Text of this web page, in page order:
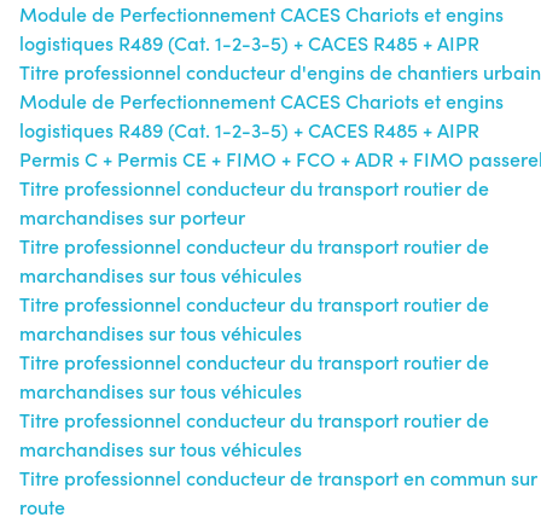
Module de Perfectionnement CACES Chariots et engins
logistiques R489 (Cat. 1-2-3-5) + CACES R485 + AIPR
Titre professionnel conducteur d'engins de chantiers
Module de Perfectionnement CACES Chariots et engins
logistiques R489 (Cat. 1-2-3-5) + CACES R485 + AIPR
Permis C + Permis CE + FIMO + FCO + ADR + FIMO
Titre professionnel conducteur du transport routier de
marchandises sur porteur
Titre professionnel conducteur du transport routier de
marchandises sur tous véhicules
Titre professionnel conducteur du transport routier de
marchandises sur tous véhicules
Titre professionnel conducteur du transport routier de
marchandises sur tous véhicules
Titre professionnel conducteur du transport routier de
marchandises sur tous véhicules
Titre professionnel conducteur de transport en commun sur
route